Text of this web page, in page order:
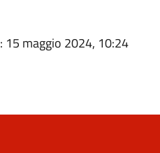
: 15 maggio 2024, 10:24